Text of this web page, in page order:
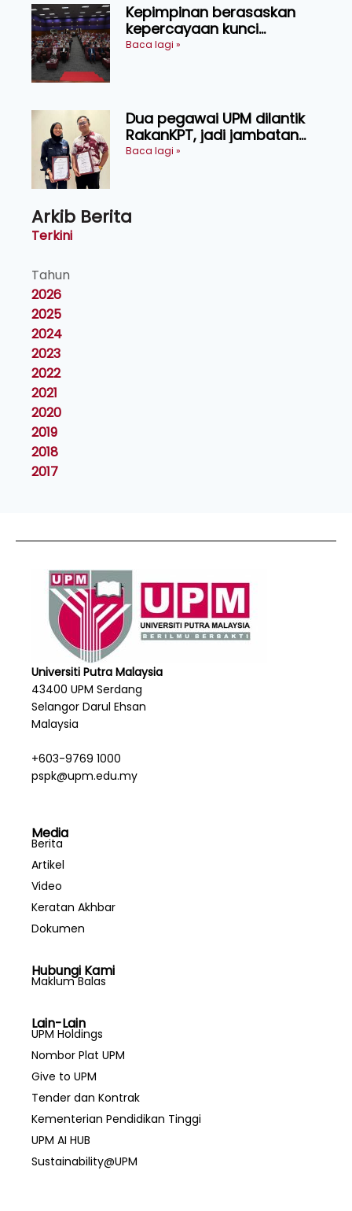
Kepimpinan berasaskan
kepercayaan kunci
kecemerlangan institusi -
Baca lagi »
Dua pegawai UPM dilantik
RakanKPT, jadi jambatan
maklumat ke akar umbi
Baca lagi »
Arkib Berita
Terkini
Tahun
2026
2025
2024
2023
2022
2021
2020
2019
2018
2017
Universiti Putra Malaysia
43400 UPM Serdang
Selangor Darul Ehsan
Malaysia
+603-9769 1000
pspk@upm.edu.my
Media
Berita
Artikel
Video
Keratan Akhbar
Dokumen
Hubungi Kami
Maklum Balas
Lain-Lain
UPM Holdings
Nombor Plat UPM
Give to UPM
Tender dan Kontrak
Kementerian Pendidikan Tinggi
UPM AI HUB
Sustainability@UPM